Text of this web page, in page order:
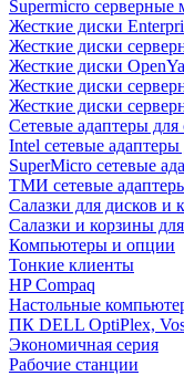
Supermicro серверные
Жесткие диски
Жесткие диски
Жесткие диски
Жесткие диски
Жесткие диски
Сетевые адаптеры для
Intel сетевые адаптеры
SuperMicro сетевые
ТМИ сетевые
Салазки для дисков и
Салазки и корзины
Компьютеры и опции
Тонкие клиенты
HP Compaq
Настольные
ПК DELL OptiPlex,
Экономичная серия
Рабочие станции